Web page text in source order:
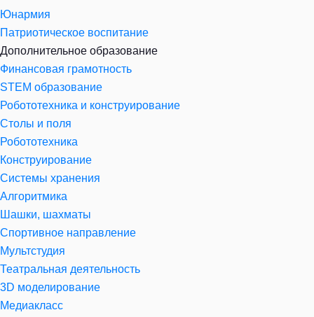
Юнармия
Патриотическое воспитание
Дополнительное образование
Финансовая грамотность
STEM образование
Робототехника и конструирование
Столы и поля
Робототехника
Конструирование
Системы хранения
Алгоритмика
Шашки, шахматы
Спортивное направление
Мультстудия
Театральная деятельность
3D моделирование
Медиакласс